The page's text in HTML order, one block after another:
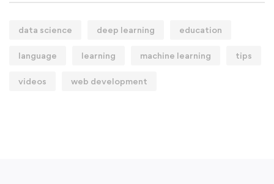
data science deep learning education
language learning machine learning tips
videos web development